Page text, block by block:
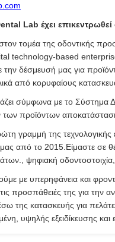
Lab έχει
στον τομέα της οδοντικής
technology-based
δέσμευσή μας για
από κορυφαίους
σύμφωνα με το Σύστημα
προϊόντων
γραμμή της
από το 2015.Είμαστε σε
ψηφιακή
με υπερηφάνεια και
προσπάθειές της για την
της κατασκευής για
υψηλής εξειδίκευσης